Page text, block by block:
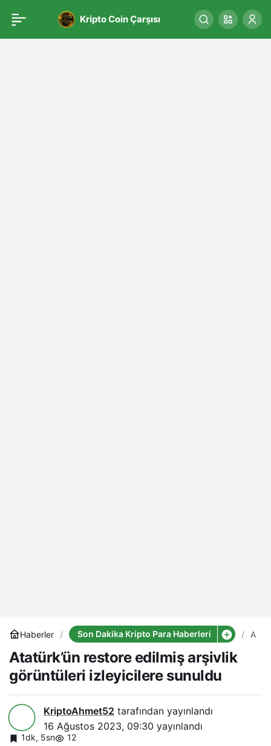
Kripto Coin Çarşısı
Haberler Son Dakika Kripto Para Haberleri
Atatürk’ün restore edilmiş arşivlik
görüntüleri izleyicilere sunuldu
KriptoAhmet52 tarafından yayınlandı
16 Ağustos 2023, 09:30 yayınlandı
1dk, 5sn 12